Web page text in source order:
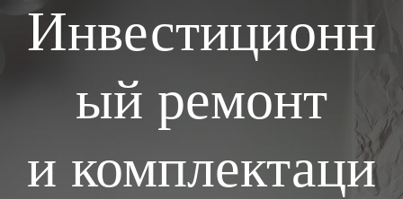
Инвестиционн
ый ремонт
и комплектаци